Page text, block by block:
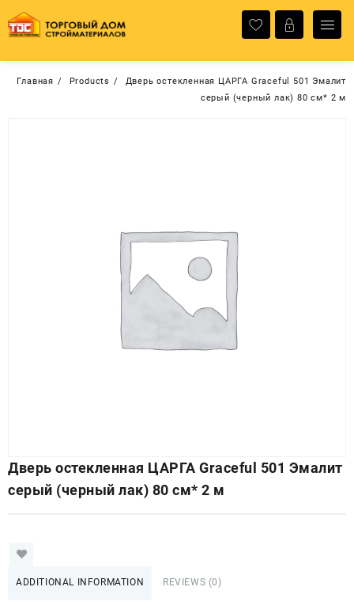
содержимому
Главная Products
Дверь остекленная ЦАРГА Graceful 501 Эмалит
серый (черный лак) 80 см* 2 м
Дверь остекленная ЦАРГА Graceful 501 Эмалит
серый (черный лак) 80 см* 2 м
ADDITIONAL INFORMATION REVIEWS (0)